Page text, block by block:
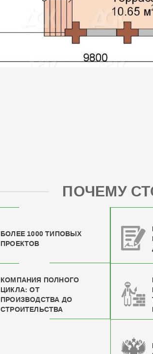
ПОЧЕМУ
БОЛЕЕ 1000 ТИПОВЫХ
ПРОЕКТОВ
КОМПАНИЯ ПОЛНОГО
ЦИКЛА: ОТ
ПРОИЗВОДСТВА ДО
СТРОИТЕЛЬСТВА